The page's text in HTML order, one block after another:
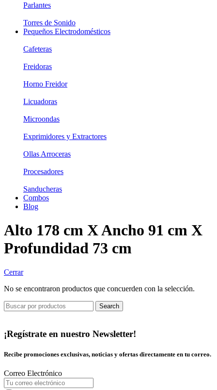
Parlantes
Torres de Sonido
Pequeños Electrodomésticos
Cafeteras
Freidoras
Horno Freidor
Licuadoras
Microondas
Exprimidores y Extractores
Ollas Arroceras
Procesadores
Sanducheras
Combos
Blog
Alto 178 cm X Ancho 91 cm X
Profundidad 73 cm
Cerrar
No se encontraron productos que concuerden con la selección.
Search
¡Regístrate en nuestro Newsletter!
Recibe promociones exclusivas, noticias y ofertas directamente en tu correo.
Correo Electrónico